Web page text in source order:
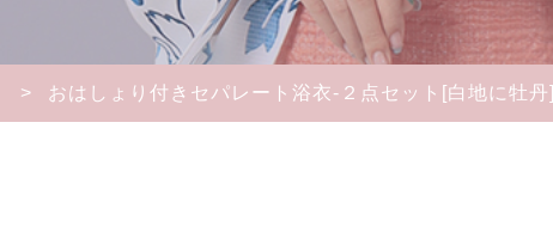
> おはしょり付きセパレート浴衣-２点セット[白地に牡丹]